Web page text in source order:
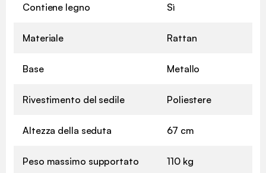
Contiene legno Sì
Materiale Rattan
Base Metallo
Rivestimento del sedile Poliestere
Altezza della seduta 67 cm
Peso massimo supportato 110 kg